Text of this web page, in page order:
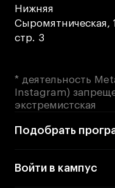
Нижняя
Сыромятническая,
стр. 3
* деятельность
Instagram)
экстремистская
Подобрать
Войти в кампус